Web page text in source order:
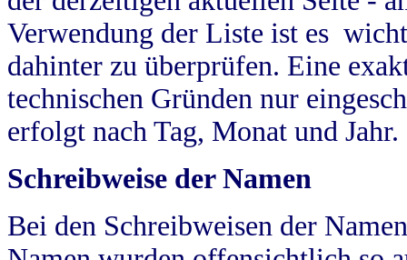
Verwendung der Liste ist es
dahinter zu überprüfen. Eine
technischen Gründen nur
erfolgt nach Tag, Monat und Jahr.
Schreibweise der Namen
Bei den Schreibweisen der